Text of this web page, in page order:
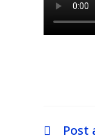
Leia
Post